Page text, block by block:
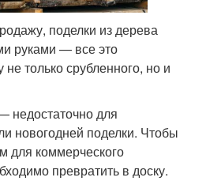
поделки из дерева
руками — все это
не только срубленного, но и
недостаточно для
новогодней поделки. Чтобы
для коммерческого
превратить в доску.